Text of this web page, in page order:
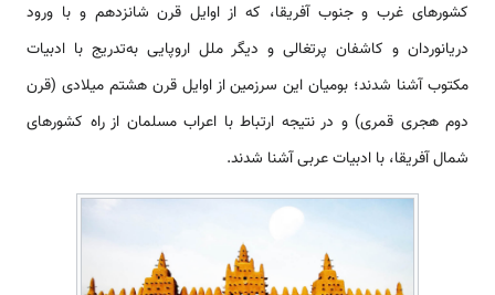
کشورهای غرب و جنوب آفریقا، که از اوایل قرن شانزدهم و با ورود
دریانوردان و کاشفان پرتغالی و دیگر ملل اروپایی به‌تدریج با ادبیات
مکتوب آشنا شدند؛ بومیان این سرزمین از اوایل قرن هشتم میلادی (قرن
دوم هجری قمری) و در نتیجه ارتباط با اعراب مسلمان از راه کشورهای
شمال آفریقا، با ادبیات عربی آشنا شدند.